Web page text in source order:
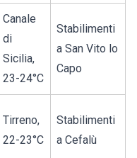
Canale
di
Sicilia,
23-24°C
Stabilimenti
a San Vito lo
Capo
Tirreno,
22-23°C
Stabilimenti
a Cefalù